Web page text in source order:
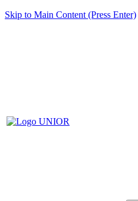
Skip to Main Content (Press Enter)